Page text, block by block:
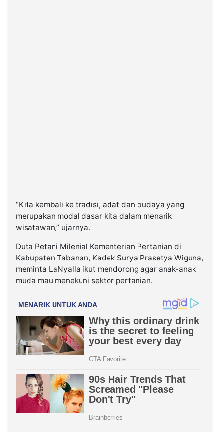
“Kita kembali ke tradisi, adat dan budaya yang
merupakan modal dasar kita dalam menarik
wisatawan,” ujarnya.
Duta Petani Milenial Kementerian Pertanian di
Kabupaten Tabanan, Kadek Surya Prasetya Wiguna,
meminta LaNyalla ikut mendorong agar anak-anak
muda mau menekuni sektor pertanian.